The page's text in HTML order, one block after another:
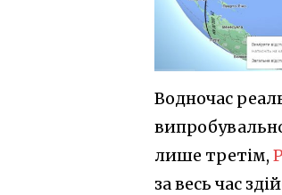
Водночас
лише третім,
за весь час